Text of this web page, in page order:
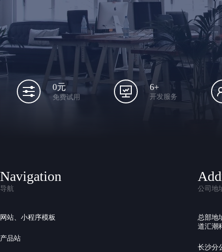
0元
免费试用
6+
开发服务
Navigation
导航
网站、小程序模板
产品站
公司地
总部地
道汇潮
长沙分